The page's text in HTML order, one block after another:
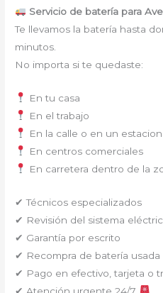
Servicio de batería para
Te llevamos la batería hasta
minutos.
No importa si te quedaste:
En tu casa
En el trabajo
En la calle o en un
En centros comerciales
En carretera dentro de la
✔ Técnicos especializados
✔ Revisión del sistema
✔ Garantía por escrito
✔ Recompra de batería
✔ Pago en efectivo, tarjeta o
✔ Atención urgente 24/7